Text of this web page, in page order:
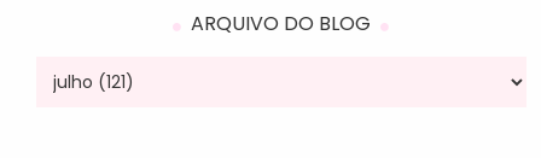
ARQUIVO DO BLOG